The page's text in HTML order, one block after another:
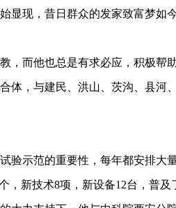
现，昔日群众的发家致富梦如
而他也总是有求必应，积极帮
体，与建民、洪山、茨沟、县河
验示范的重要性，每年都安排大
新技术8项，新设备12台，普